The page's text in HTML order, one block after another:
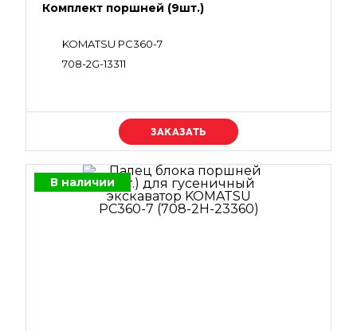
Комплект поршней (9шт.)
KOMATSU PC360-7
708-2G-13311
Уточняйте цену
В наличии